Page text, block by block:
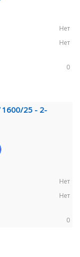
Нет
Нет
0
1600/25 - 2-
Нет
Нет
0